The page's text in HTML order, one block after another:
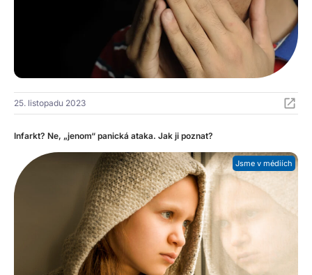
25. listopadu 2023
Infarkt? Ne, „jenom“ panická ataka. Jak ji poznat?
Jsme v médiích